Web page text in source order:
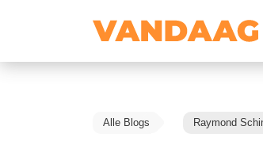
Alle Blogs Raymond